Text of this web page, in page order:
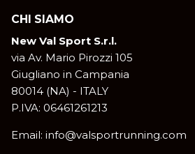
CHI SIAMO
New Val Sport S.r.l.
via Av. Mario Pirozzi 105
Giugliano in Campania
80014 (NA) - ITALY
P.IVA: 06461261213
Email: info@valsportrunning.com